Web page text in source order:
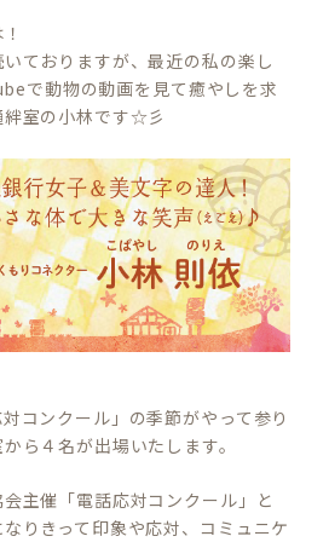
ておりますが、最近の私の楽し
で動物の動画を見て癒やしを求
室の小林です☆彡
コンクール」の季節がやって参り
ら４名が出場いたします。
主催「電話応対コンクール」と
りきって印象や応対、コミュニケ